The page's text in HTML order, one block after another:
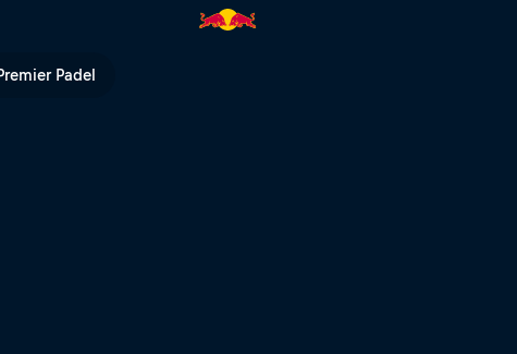
Padel
Saha Senin | Red Bull TV